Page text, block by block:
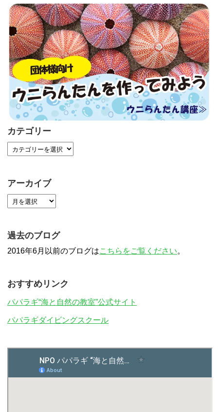
カテゴリー
アーカイブ
過去のブログ
2016年6月以前のブログはこちらをご覧ください。
おすすめリンク
パパラギ“海と自然の教室”公式サイト
パパラギダイビングスクール